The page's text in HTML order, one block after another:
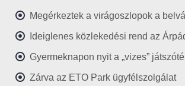
Megérkeztek a virágoszlopok a
Ideiglenes közlekedési rend az
Gyermeknapon nyit a „vizes”
Zárva az ETO Park ügyfélszolgálat